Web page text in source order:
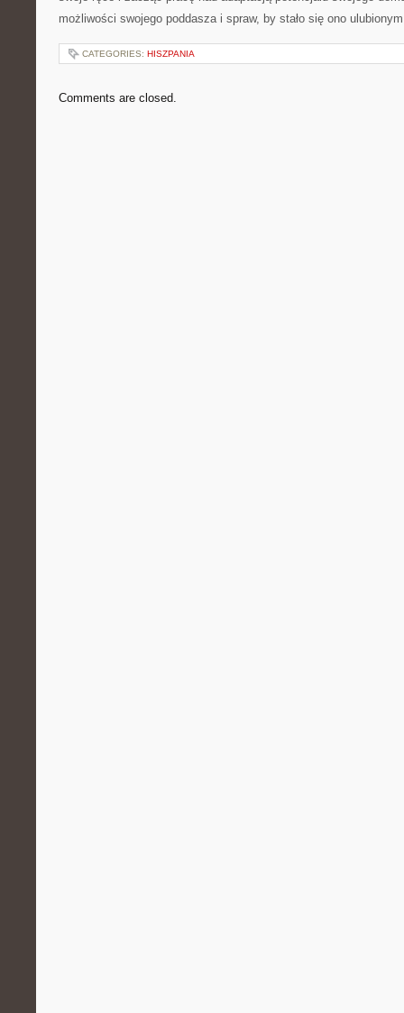
możliwości swojego‍ poddasza i spraw,⁣ by⁢ stało się ⁣ono
CATEGORIES: HISZPANIA
Comments are closed.